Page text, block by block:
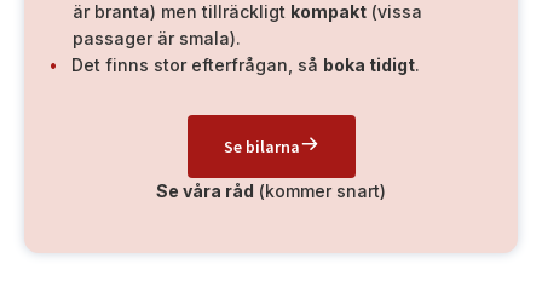
är branta) men tillräckligt kompakt (vissa
passager är smala).
Det finns stor efterfrågan, så boka tidigt.
Se bilarna
Se våra råd (kommer snart)